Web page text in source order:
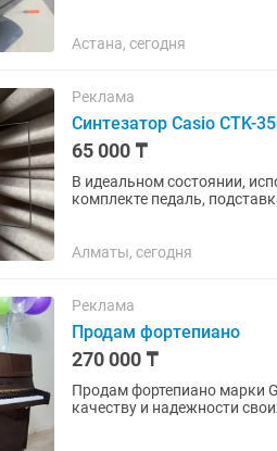
Астана, сегодня
Реклама
Синтезатор Casio CTK-
65 000 ₸
В идеальном состоянии,
комплекте педаль,
Алматы, сегодня
Реклама
Продам фортепиано
270 000 ₸
Продам фортепиано марки
качеству и надежности